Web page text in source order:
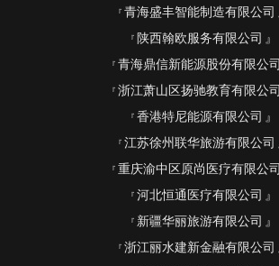
青海盛丰智能制造有限公司
陕西翰欧服务有限公司
青海鼎信新能源股份有限公司
浙江萧山区扬驰教育有限公司
香港特尼能源有限公司
江苏徐州联华旅游有限公司
重庆渝中区原尚医疗有限公司
河北恒通医疗有限公司
新疆华丽旅游有限公司
浙江丽水建新金融有限公司